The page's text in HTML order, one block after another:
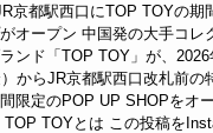
京都駅西口にTOP TOYの期
オープン 中国発の大手コレ
ンド「TOP TOY」が、2026
からJR京都駅西口改札前の
限定のPOP UP SHOPをオ
TOP TOYとは この投稿を